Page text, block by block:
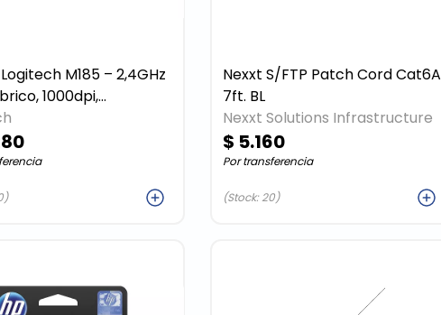
M185 – 2,4GHz
1000dpi,
Gris
Nexxt S/FTP Patch Cord Cat6A
7ft. BL
Nexxt Solutions Infrastructure
$ 5.160
Por transferencia
(Stock: 20)